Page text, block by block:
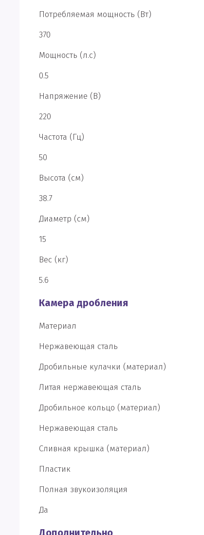
Потребляемая мощность (Вт)
370
Мощность (л.с)
0.5
Напряжение (В)
220
Частота (Гц)
50
Высота (см)
38.7
Диаметр (см)
15
Вес (кг)
5.6
Камера дробления
Материал
Нержавеющая сталь
Дробильные кулачки (материал)
Литая нержавеющая сталь
Дробильное кольцо (материал)
Нержавеющая сталь
Сливная крышка (материал)
Пластик
Полная звукоизоляция
Да
Дополнительно